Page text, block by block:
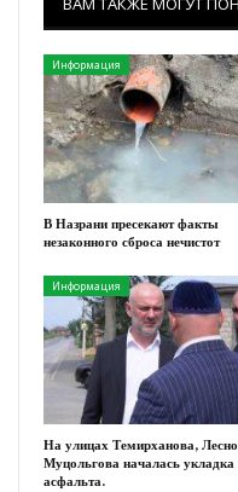
Информация
В Назрани пресекают факты
незаконного сброса нечистот
Информация
На улицах Темирханова,
Муцольгова началась укладка
асфальта.